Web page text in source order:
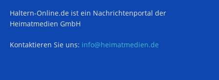
Haltern-Online.de ist ein Nachrichtenportal der
Heimatmedien GmbH
Kontaktieren Sie uns: info@heimatmedien.de